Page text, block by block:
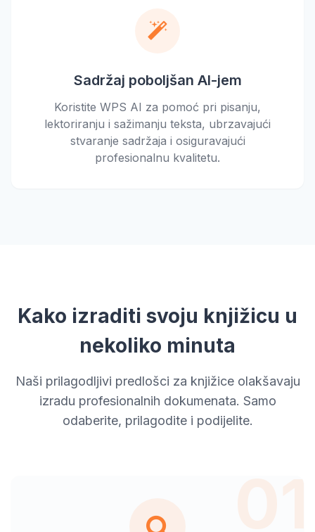
Sadržaj poboljšan AI-jem
Koristite WPS AI za pomoć pri pisanju,
lektoriranju i sažimanju teksta, ubrzavajući
stvaranje sadržaja i osiguravajući
profesionalnu kvalitetu.
Kako izraditi svoju knjižicu u
nekoliko minuta
Naši prilagodljivi predlošci za knjižice olakšavaju
izradu profesionalnih dokumenata. Samo
odaberite, prilagodite i podijelite.